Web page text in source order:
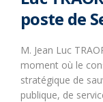
poste de
M. Jean Luc
moment où le
stratégique de
publique, de